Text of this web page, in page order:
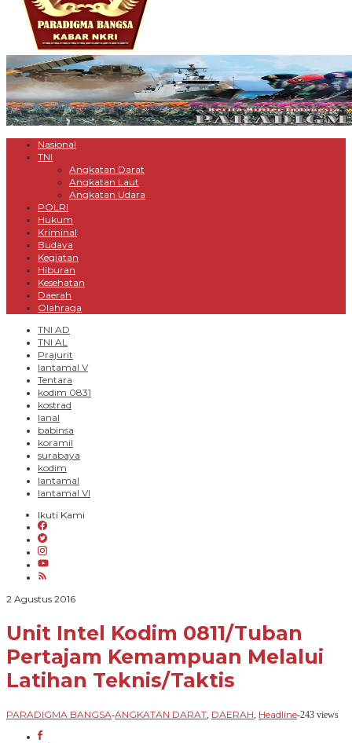
Nasional
TNI
Angkatan Darat
Angkatan Laut
Angkatan Udara
POLRI
Hukum
Kriminal
Budaya
Kegiatan
Hiburan
Kesehatan
Daerah
Olahraga
TNI AD
TNI AL
Prajurit
lantamal V
Tentara
kodim 0831
kostrad
lanal
babinsa
koramil
surabaya
kodim
lantamal
lantamal VI
Ikuti Kami
2 Agustus 2016oleh
Unit Intel Kodim 0811/Tuban
Pertajam Kemampuan Melalui
Latihan Teknis/Taktis
PARADIGMA BANGSA-ANGKATAN DARAT, DAERAH, Headline-243 views